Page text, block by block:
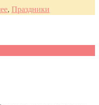
, Праздники